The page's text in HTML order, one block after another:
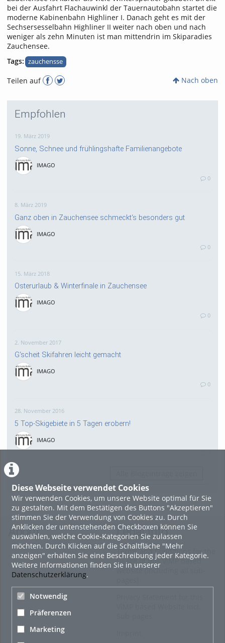
Diese Webseite verwendet Cookies
Wir verwenden Cookies, um unsere Website optimal für Sie
zu gestalten. Mit dem Bestätigen des Buttons "Akzeptieren"
stimmen Sie der Verwendung von Cookies zu. Durch
Anklicken der untenstehenden Checkboxen können Sie
auswählen, welche Cookie-Kategorien Sie zulassen
möchten. Durch Klicken auf die Schaltfläche "Mehr
anzeigen" erhalten Sie eine Beschreibung jeder Kategorie.
Weitere Informationen finden Sie in unserer
Datenschutzerklärung.
Notwendig
Präferenzen
Marketing
bei der Ausfahrt Flachauwinkl der Tauernautobahn startet die
moderne Kabinenbahn Highliner I. Danach geht es mit der
Sechsersesselbahn Highliner II weiter nach oben und nach
weniger als zehn Minuten ist man mittendrin im Skiparadies
Zauchensee.
Tags: zauchensse
Teilen auf Nach oben
Empfohlen
19. März 2019
Sonne, Schnee und frühlingshafte Familienangebote
IMAGO
0
8. März 2019
Ganz oben in Zauchensee schmeckt‘s besonders gut
IMAGO
0
15. März 2018
Osterurlaub & Winterfinale in Zauchensee
IMAGO
0
2. November 2017
G‘scheit Skifahren leicht gemacht
IMAGO
0
28. November 2016
5 Top-Skigebiete in 5 Tagen erobern!
IMAGO
About Legal Info
Terms and Conditions for the
Usage of this ViMP based
website (including all sub-